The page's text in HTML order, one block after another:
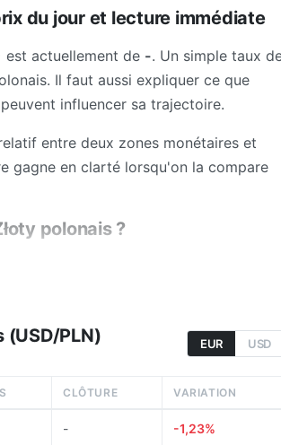
du jour et lecture immédiate
est actuellement de -. Un simple taux
Il faut aussi expliquer ce que
influencer sa trajectoire.
entre deux zones monétaires et
gagne en clarté lorsqu'on la compare
polonais ?
une unité de la devise de base.
va mieux" pour une économie: cela
dans un rapport entre deux
d'inflation ou deux régimes de
(USD/PLN) EUR USD
CLÔTURE VARIATION
- -1,23%